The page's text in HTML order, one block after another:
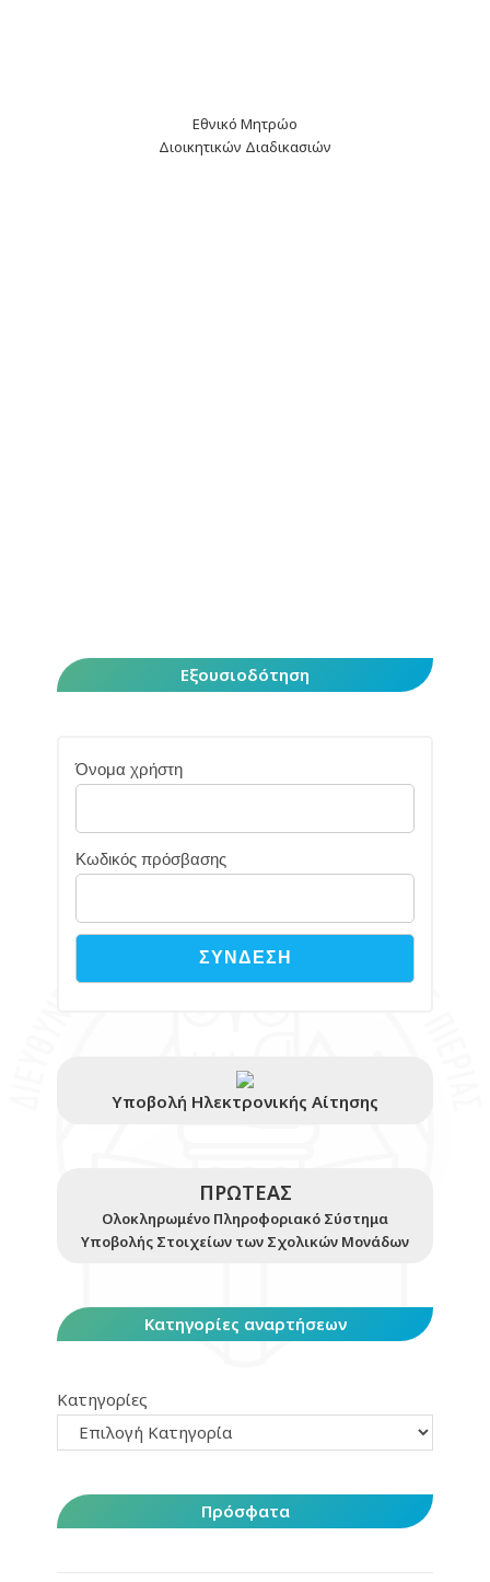
Εθνικό Μητρώο
Διοικητικών Διαδικασιών
Εξουσιοδότηση
Όνομα χρήστη
Κωδικός πρόσβασης
Υποβολή Ηλεκτρονικής Αίτησης
ΠΡΩΤΕΑΣ
Ολοκληρωμένο Πληροφοριακό Σύστημα
Υποβολής Στοιχείων των Σχολικών Μονάδων
Κατηγορίες αναρτήσεων
Κατηγορίες
Πρόσφατα